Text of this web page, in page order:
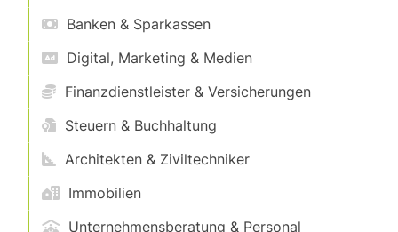
Banken & Sparkassen
Digital, Marketing & Medien
Finanzdienstleister & Versicherungen
Steuern & Buchhaltung
Architekten & Ziviltechniker
Immobilien
Unternehmensberatung & Personal